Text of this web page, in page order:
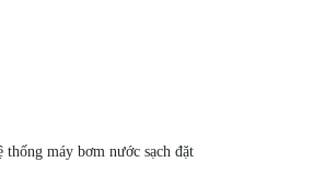
máy bơm nước sạch đặt